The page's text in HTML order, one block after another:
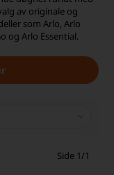
av originale og
som Arlo, Arlo
og Arlo Essential.
Side 1/1